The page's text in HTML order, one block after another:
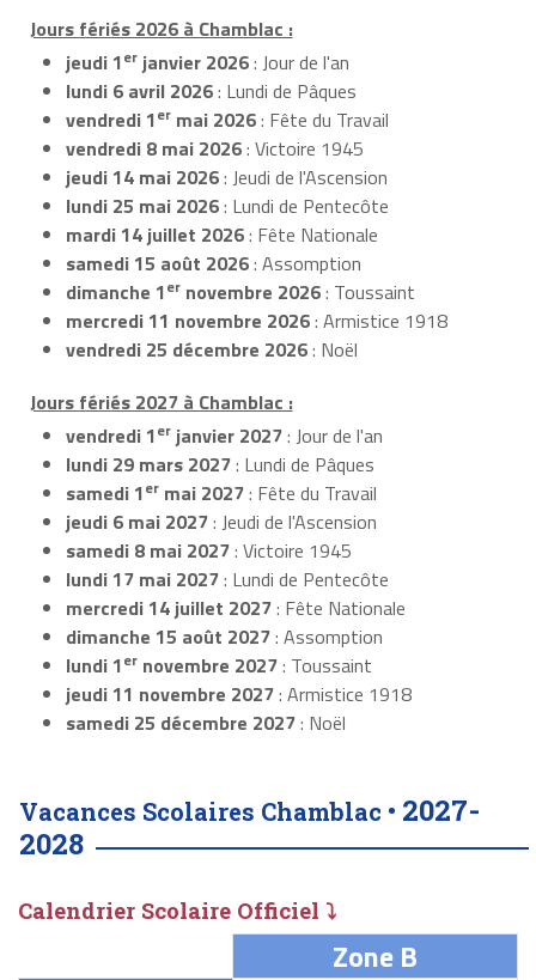
Jours fériés 2026 à Chamblac :
jeudi 1er janvier 2026: Jour de l'an
lundi 6 avril 2026: Lundi de Pâques
vendredi 1er mai 2026: Fête du Travail
vendredi 8 mai 2026: Victoire 1945
jeudi 14 mai 2026: Jeudi de l'Ascension
lundi 25 mai 2026: Lundi de Pentecôte
mardi 14 juillet 2026: Fête Nationale
samedi 15 août 2026: Assomption
dimanche 1er novembre 2026: Toussaint
mercredi 11 novembre 2026: Armistice 1918
vendredi 25 décembre 2026: Noël
Jours fériés 2027 à Chamblac :
vendredi 1er janvier 2027: Jour de l'an
lundi 29 mars 2027: Lundi de Pâques
samedi 1er mai 2027: Fête du Travail
jeudi 6 mai 2027: Jeudi de l'Ascension
samedi 8 mai 2027: Victoire 1945
lundi 17 mai 2027: Lundi de Pentecôte
mercredi 14 juillet 2027: Fête Nationale
dimanche 15 août 2027: Assomption
lundi 1er novembre 2027: Toussaint
jeudi 11 novembre 2027: Armistice 1918
samedi 25 décembre 2027: Noël
Vacances Scolaires Chamblac • 2027-
2028
Calendrier Scolaire Officiel ⤵
Zone B